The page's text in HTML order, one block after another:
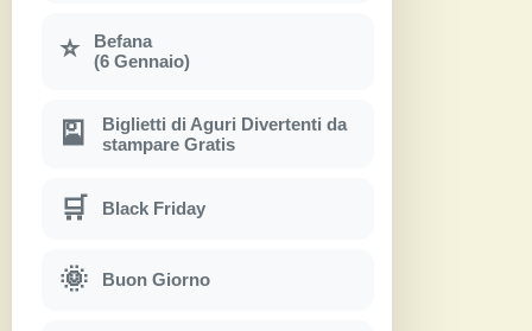
⭐
Befana
(6 Gennaio)
🎴
Biglietti di Aguri Divertenti da
stampare Gratis
🛒 Black Friday
🌞 Buon Giorno